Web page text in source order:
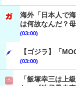
海外「日本人で
は何故なんだ？
(03:00)
【ゴジラ】「
(03:00)
「飯塚幸三は上